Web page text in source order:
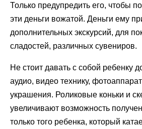
Только предупредить его, чтобы
эти деньги вожатой. Деньги ему
дополнительных экскурсий, для
сладостей, различных сувениров.
Не стоит давать с собой ребенку
аудио, видео технику,
украшения. Роликовые коньки и
увеличивают возможность
только того ребенка, который